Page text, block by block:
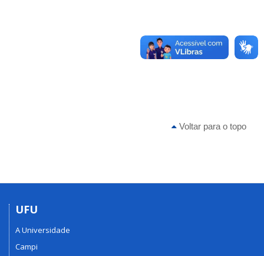
Voltar para o topo
UFU
A Universidade
Campi